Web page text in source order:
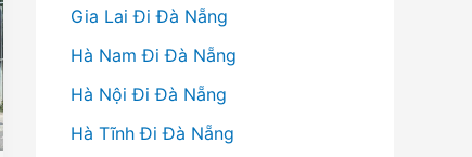
Gia Lai Đi Đà Nẵng
Hà Nam Đi Đà Nẵng
Hà Nội Đi Đà Nẵng
Hà Tĩnh Đi Đà Nẵng